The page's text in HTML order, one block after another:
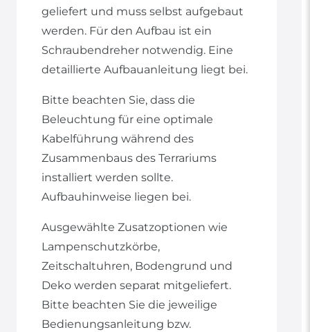
geliefert und muss selbst aufgebaut
werden. Für den Aufbau ist ein
Schraubendreher notwendig. Eine
detaillierte Aufbauanleitung liegt bei.
Bitte beachten Sie, dass die
Beleuchtung für eine optimale
Kabelführung während des
Zusammenbaus des Terrariums
installiert werden sollte.
Aufbauhinweise liegen bei.
Ausgewählte Zusatzoptionen wie
Lampenschutzkörbe,
Zeitschaltuhren, Bodengrund und
Deko werden separat mitgeliefert.
Bitte beachten Sie die jeweilige
Bedienungsanleitung bzw.